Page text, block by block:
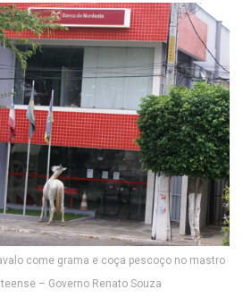
come grama e coça pescoço no mastro
– Governo Renato Souza